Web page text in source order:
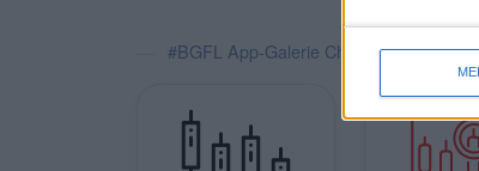
#BGFL App-Galerie Charts/